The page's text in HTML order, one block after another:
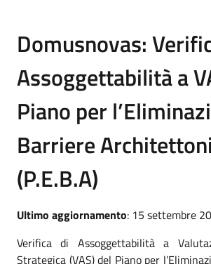
Domusnovas:
Assoggettabilità a
Piano per
Barriere
(P.E.B.A)
Ultimo aggiornamento: 15 settembre
Verifica di Assoggettabilità a
Strategica (VAS) del Piano per